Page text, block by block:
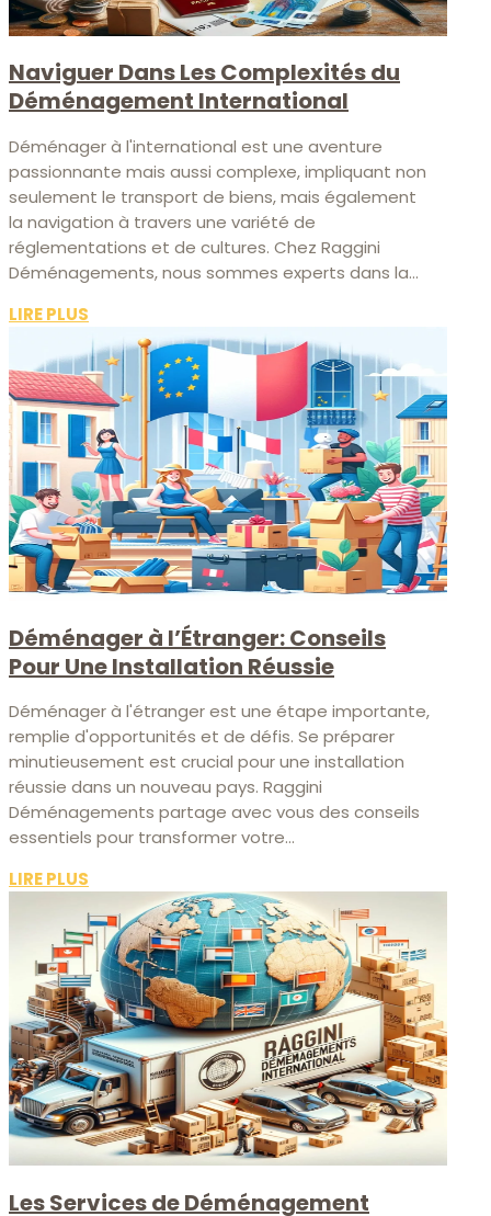
Naviguer Dans Les Complexités du
Déménagement International
Déménager à l'international est une aventure
passionnante mais aussi complexe, impliquant non
seulement le transport de biens, mais également
la navigation à travers une variété de
réglementations et de cultures. Chez Raggini
Déménagements, nous sommes experts dans la...
LIRE PLUS
Déménager à l’Étranger: Conseils
Pour Une Installation Réussie
Déménager à l'étranger est une étape importante,
remplie d'opportunités et de défis. Se préparer
minutieusement est crucial pour une installation
réussie dans un nouveau pays. Raggini
Déménagements partage avec vous des conseils
essentiels pour transformer votre...
LIRE PLUS
Les Services de Déménagement